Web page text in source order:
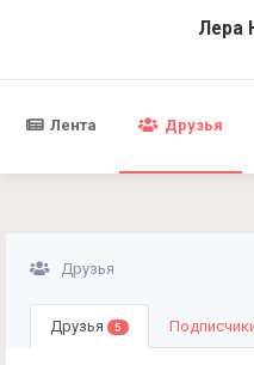
Лера
Лента Друзья
Друзья
Друзья 5